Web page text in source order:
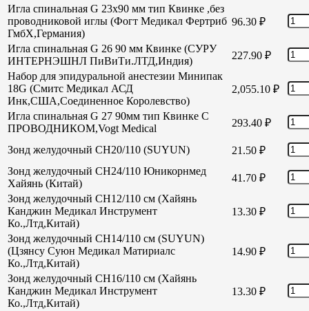
Игла спинальная G 23х90 мм тип Квинке ,без
проводниковой иглы (Фогт Медикал Фертриб
ГмбХ,Германия)
96.30 ₽
Игла спинальная G 26 90 мм Квинке (СУРУ
ИНТЕРНЭШНЛ ПиВиТи.ЛТД,Индия)
227.90 ₽
Набор для эпидуральной анестезии Минипак
18G (Смитс Медикал АСД
Инк,США,Соединенное Королевство)
2,055.10 ₽
Игла спинальная G 27 90мм тип Квинке С
ПРОВОДНИКОМ,Vogt Medical
293.40 ₽
Зонд желудочный СН20/110 (SUYUN) 21.50 ₽
Зонд желудочный СН24/110 Юникорнмед
Хайянь (Китай)
41.70 ₽
Зонд желудочный CH12/110 см (Хайянь
Канджин Медикал Инструмент
Ко.,Лтд,Китай)
13.30 ₽
Зонд желудочный CH14/110 см (SUYUN)
(Цзянсу Суюн Медикал Матириалс
Ко.,Лтд,Китай)
14.90 ₽
Зонд желудочный CH16/110 см (Хайянь
Канджин Медикал Инструмент
Ко.,Лтд,Китай)
13.30 ₽